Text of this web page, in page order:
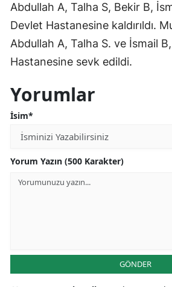
Abdullah A, Talha S, Bekir B,
Devlet Hastanesine kaldırıldı.
Abdullah A, Talha S. ve İsmail
Hastanesine sevk edildi.
Yorumlar
İsim*
Yorum Yazın (500 Karakter)
GÖNDER